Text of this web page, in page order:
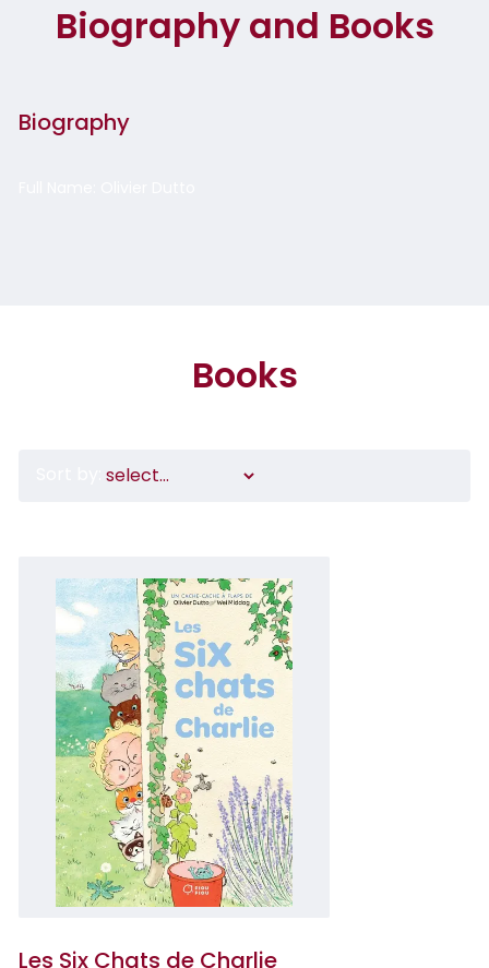
Biography and Books
Biography
Books
Les Six Chats de Charlie